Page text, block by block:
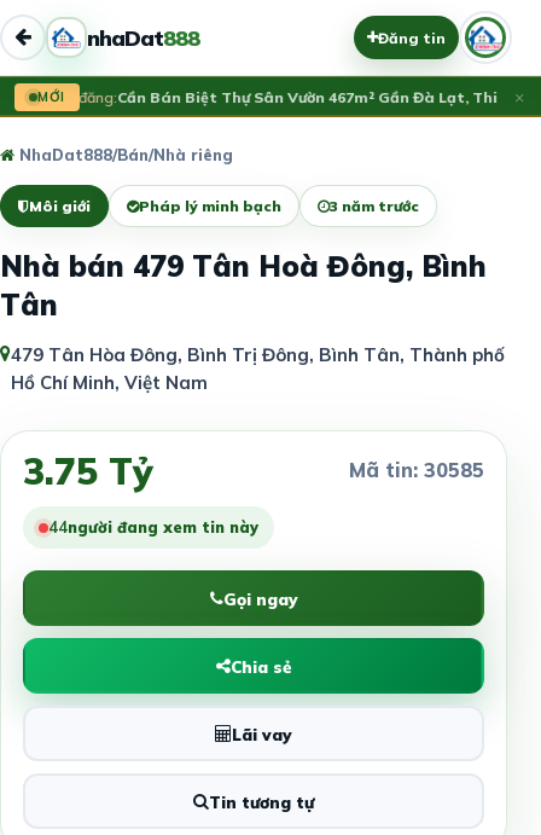
nhaDat888 Đăng tin
MỚI
Vừa đăng:Cần Bán Biệt Thự Sân Vườn 467m² Gần Đà Lạt, Thiết Kế
×
NhaDat888/Bán/Nhà riêng
Môi giới Pháp lý minh bạch 3 năm trước
Nhà bán 479 Tân Hoà Đông, Bình
Tân
479 Tân Hòa Đông, Bình Trị Đông, Bình Tân, Thành phố
Hồ Chí Minh, Việt Nam
3.75 Tỷ Mã tin: 30585
44người đang xem tin này
Gọi ngay
Chia sẻ
Lãi vay
Tin tương tự